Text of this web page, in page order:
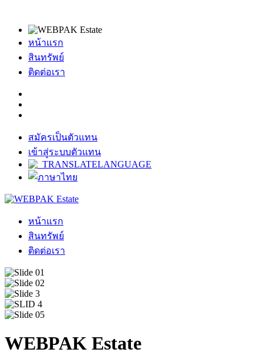
หน้าแรก
สินทรัพย์
ติดต่อเรา
สมัครเป็นตัวแทน
เข้าสู่ระบบตัวแทน
หน้าแรก
สินทรัพย์
ติดต่อเรา
WEBPAK Estate